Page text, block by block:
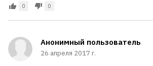
0 0
Анонимный пользователь
26 апреля 2017 г.